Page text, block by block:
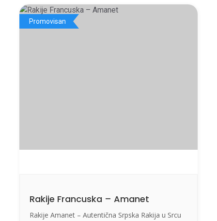
Promovisan
Rakije Francuska – Amanet
Rakije Amanet – Autentična Srpska Rakija u Srcu